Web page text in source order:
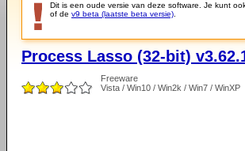
Dit is een oude versie van deze software. Je kunt
of de v9 beta (laatste beta versie)
Process Lasso (32-bit)
Freeware
Vista / Win10 / Win2k / Win7 / WinXP